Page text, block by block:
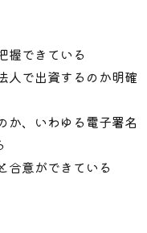
握できている
人で出資するのか明確
か、いわゆる電子署名
合意ができている